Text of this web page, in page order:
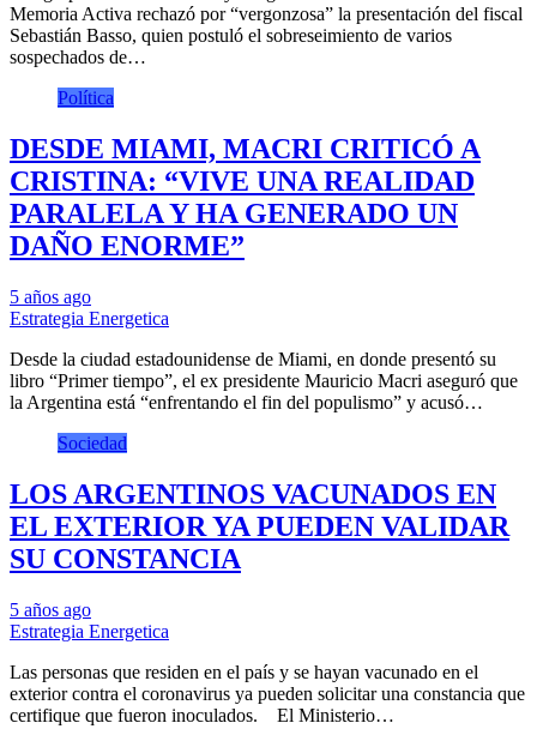
Memoria Activa rechazó por “vergonzosa” la presentación del fiscal
Sebastián Basso, quien postuló el sobreseimiento de varios
sospechados de…
Política
DESDE MIAMI, MACRI CRITICÓ A
CRISTINA: “VIVE UNA REALIDAD
PARALELA Y HA GENERADO UN
DAÑO ENORME”
5 años ago
Estrategia Energetica
Desde la ciudad estadounidense de Miami, en donde presentó su
libro “Primer tiempo”, el ex presidente Mauricio Macri aseguró que
la Argentina está “enfrentando el fin del populismo” y acusó…
Sociedad
LOS ARGENTINOS VACUNADOS EN
EL EXTERIOR YA PUEDEN VALIDAR
SU CONSTANCIA
5 años ago
Estrategia Energetica
Las personas que residen en el país y se hayan vacunado en el
exterior contra el coronavirus ya pueden solicitar una constancia que
certifique que fueron inoculados. El Ministerio…